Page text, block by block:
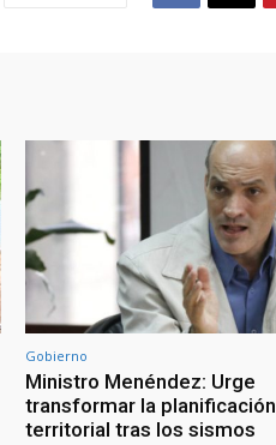
Gobierno
Ministro Menéndez: Urge
transformar la planificación
territorial tras los sismos